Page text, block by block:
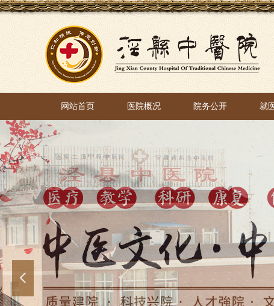
넳
网站首页 医院概况 院务公开 就